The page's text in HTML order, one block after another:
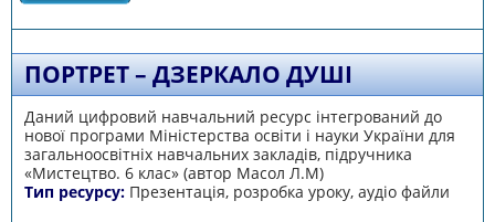
ПОРТРЕТ – ДЗЕРКАЛО ДУШІ
Даний цифровий навчальний ресурс інтегрований до
нової програми Міністерства освіти і науки України для
загальноосвітніх навчальних закладів, підручника
«Мистецтво. 6 клас» (автор Масол Л.М)
Тип ресурсу: Презентація, розробка уроку, аудіо файли